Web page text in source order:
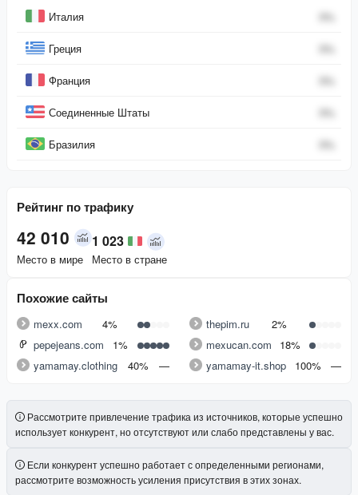
СтранаИталия 0%
Греция 0%
Франция 0%
Соединенные Штаты 0%
Бразилия 0%
Рейтинг по трафику
42 010
Место в мире
1 023
Место в стране
Похожие сайты
mexx.com 4% thepim.ru
2%
pepejeans.com
1% mexucan.com
18%
yamamay.clothing
40% — yamamay-it.shop 100% —
Рассмотрите привлечение трафика из источников, которые успешно
использует конкурент, но отсутствуют или слабо представлены у вас.
Если конкурент успешно работает с определенными регионами,
рассмотрите возможность усиления присутствия в этих зонах.